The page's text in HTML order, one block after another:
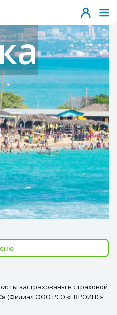
застрахованы в страховой
(Филиал ООО РСО «ЕВРОИНС»